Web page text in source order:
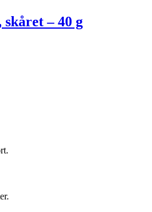
– 40 g